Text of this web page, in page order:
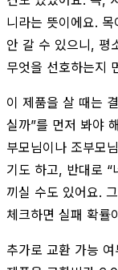
니라는 뜻이에요.
안 갈 수 있으니, 평
무엇을 선호하는지
이 제품을 살 때는
실까”를 먼저 봐야
부모님이나 조부모
기도 하고, 반대로 “
끼실 수도 있어요.
체크하면 실패 확률
추가로 교환 가능